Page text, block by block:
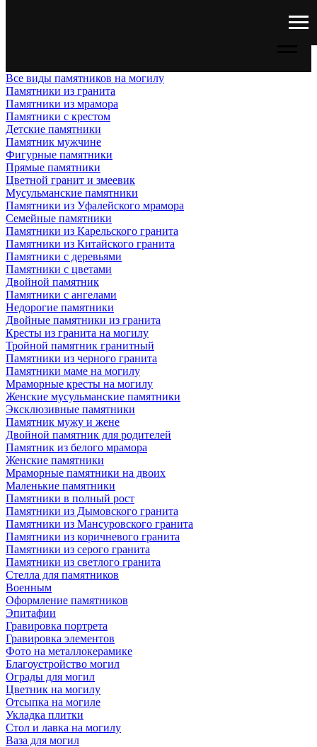
Все виды памятников на могилу
Памятники из гранита
Памятники из мрамора
Памятники с крестом
Детские памятники
Памятник мужчине
Фигурные памятники
Прямые памятники
Цветной гранит и змеевик
Мусульманские памятники
Памятники из Уфалейского мрамора
Семейные памятники
Памятники из Карельского гранита
Памятники из Китайского гранита
Памятники с деревьями
Памятники с цветами
Двойной памятник
Памятники с ангелами
Недорогие памятники
Двойные памятники из гранита
Кресты из гранита на могилу
Тройной памятник гранитный
Памятники из черного гранита
Памятники маме на могилу
Мраморные кресты на могилу
Женские мусульманские памятники
Эксклюзивные памятники
Памятник мужу и жене
Двойной памятник для родителей
Памятник из белого мрамора
Женские памятники
Мраморные памятники на двоих
Маленькие памятники
Памятники в полный рост
Памятники из Дымовского гранита
Памятники из Мансуровского гранита
Памятники из коричневого гранита
Памятники из серого гранита
Памятники из светлого гранита
Стелла для памятников
Военным
Оформление памятников
Эпитафии
Гравировка портрета
Гравировка элементов
Фото на металлокерамике
Благоустройство могил
Ограды для могил
Цветник на могилу
Отсыпка на могиле
Укладка плитки
Стол и лавка на могилу
Ваза для могил